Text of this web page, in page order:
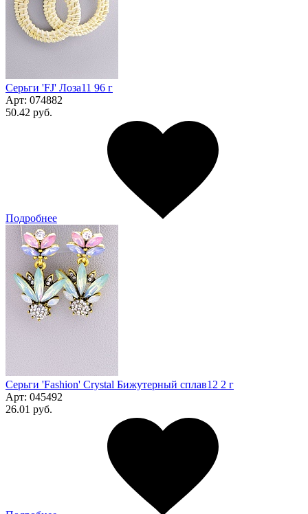
Серьги 'FJ' Лоза11 96 г
Арт: 074882
50.42 руб.
Подробнее
Серьги 'Fashion' Сrystal Бижутерный сплав12 2 г
Арт: 045492
26.01 руб.